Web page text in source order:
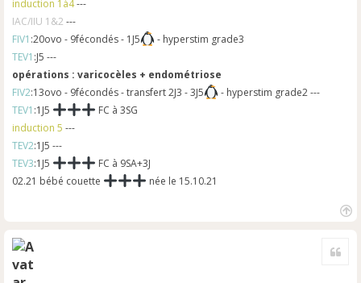
induction 1à4---
IAC/IIU 1&2 ---
FIV1 :20ovo - 9fécondés - 1J5
- hyperstim grade3
TEV1 :J5 ---
opérations : varicocèles + endométriose
FIV2:13ovo - 9fécondés - transfert 2J3 - 3J5
- hyperstim grade2 ---
TEV1 :1J5
FC à 3SG
induction 5 ---
TEV2:1J5 ---
TEV3:1J5
FC à 9SA+3J
02.21 bébé couette
née le 15.10.21